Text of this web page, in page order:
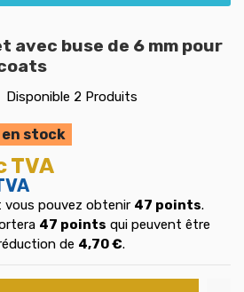
buse de 6 mm pour
Disponible 2 Produits
stock
TVA
vous pouvez obtenir 47 points.
47 points qui peuvent être
de 4,70 €.